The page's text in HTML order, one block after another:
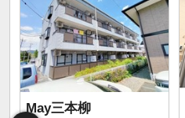
May三本柳